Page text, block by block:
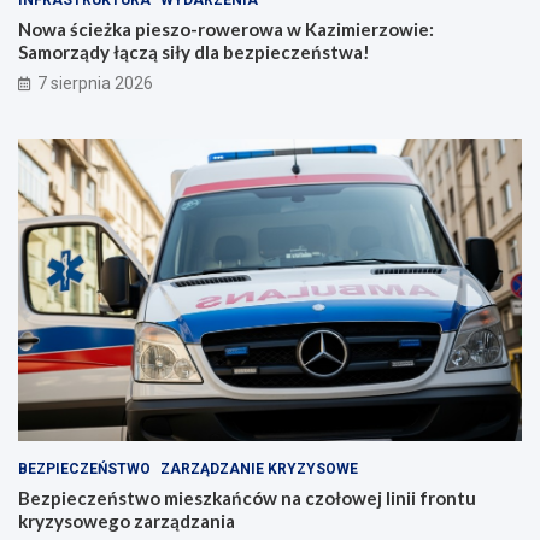
e
r
o
w
a
K
a
z
i
m
e
r
z
o
w
e
:
S
m
o
ń
c
ó
w
n
c
z
o
ł
o
w
e
l
i
n
i
f
r
n
t
Nowa ścieżka pieszo-rowerowa w Kazimierzowie:
Samorządy łączą siły dla bezpieczeństwa!
7 sierpnia 2026
BEZPIECZEŃSTWO ZARZĄDZANIE KRYZYSOWE
Bezpieczeństwo mieszkańców na czołowej linii frontu
kryzysowego zarządzania